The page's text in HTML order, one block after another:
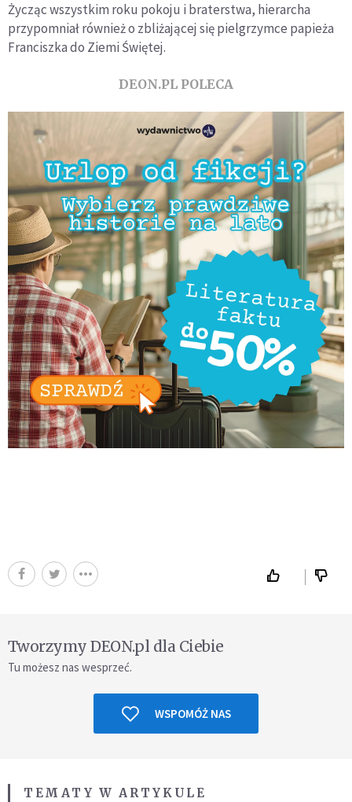
Życząc wszystkim roku pokoju i braterstwa, hierarcha
przypomniał również o zbliżającej się pielgrzymce papieża
Franciszka do Ziemi Świętej.
DEON.PL POLECA
Tworzymy DEON.pl dla Ciebie
Tu możesz nas wesprzeć.
WSPOMÓŻ NAS
TEMATY W ARTYKULE